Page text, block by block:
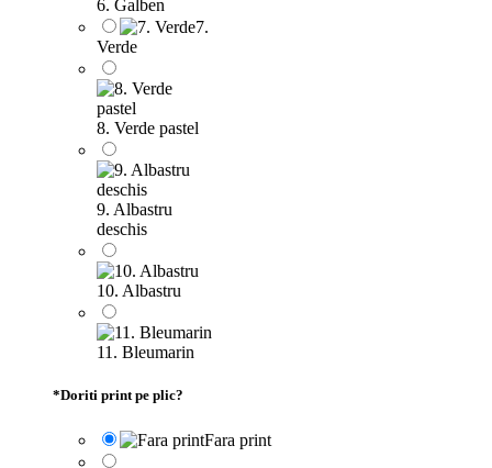
6. Galben
7.
Verde
8. Verde pastel
9. Albastru
deschis
10. Albastru
11. Bleumarin
*Doriti print pe plic?
Fara print